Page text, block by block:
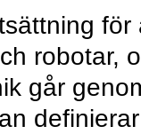
för
robotar,
går
definierar